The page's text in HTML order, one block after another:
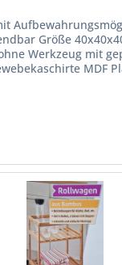
Größe
Werkzeug mit
MDF